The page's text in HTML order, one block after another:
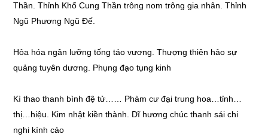
Thần. Thỉnh Khố Cung Thần trông nom trông gia nhân. Thỉnh
Ngũ Phương Ngũ Đế.
Hỏa hóa ngân lưỡng tống táo vương. Thượng thiên hảo sự
quảng tuyên dương. Phụng đạo tụng kinh
Kì thao thanh bình đệ tử…… Phàm cư đại trung hoa…tỉnh…
thị…hiệu. Kim nhật kiền thành. Dĩ hương chúc thanh sái chi
nghi kính cáo